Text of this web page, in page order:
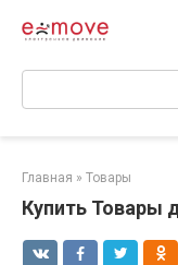
Поиск:
Главная » Товары
Купить Товары